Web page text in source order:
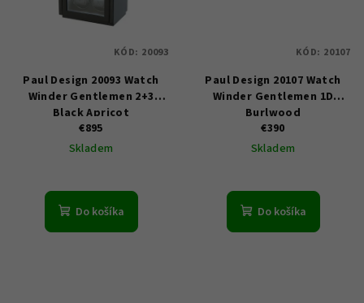
Paul Design 20093 Watch
Winder Gentlemen 2+3
Black Apricot
€895
Skladem
Do košíka
KÓD: 20093
Paul Design 20107 Watch
Winder Gentlemen 1D
Burlwood
€390
Skladem
Do košíka
KÓD: 20107